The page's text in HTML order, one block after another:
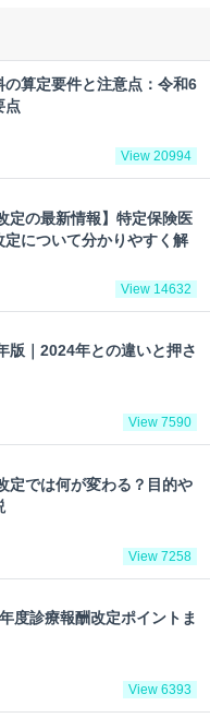
算定要件と注意点：令和6
点
View 20994
定の最新情報】特定保険医
について分かりやすく解
View 14632
版｜2024年との違いと押さ
View 7590
定では何が変わる？目的や
View 7258
度診療報酬改定ポイントま
View 6393